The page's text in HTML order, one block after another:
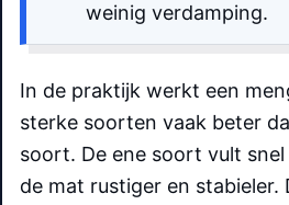
weinig verdamping.
In de praktijk werkt een
sterke soorten vaak beter
soort. De ene soort vult
de mat rustiger en